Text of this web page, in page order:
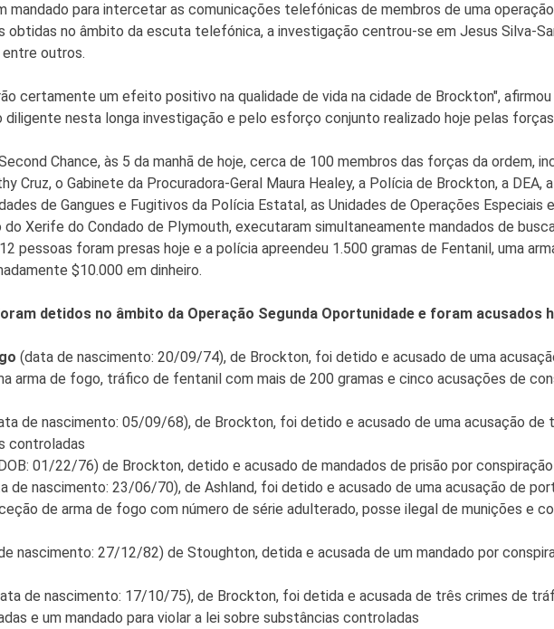
mandado para intercetar as comunicações telefónicas de membros de uma
obtidas no âmbito da escuta telefónica, a investigação centrou-se em Jesus Silva-
outros.
certamente um efeito positivo na qualidade de vida na cidade de Brockton",
diligente nesta longa investigação e pelo esforço conjunto realizado hoje pelas
Chance, às 5 da manhã de hoje, cerca de 100 membros das forças da ordem,
Cruz, o Gabinete da Procuradora-Geral Maura Healey, a Polícia de Brockton, a DEA,
de Gangues e Fugitivos da Polícia Estatal, as Unidades de Operações Especiais
Xerife do Condado de Plymouth, executaram simultaneamente mandados de
pessoas foram presas hoje e a polícia apreendeu 1.500 gramas de Fentanil, uma
$10.000 em dinheiro.
detidos no âmbito da Operação Segunda Oportunidade e foram acusados
(data de nascimento: 20/09/74), de Brockton, foi detido e acusado de uma
arma de fogo, tráfico de fentanil com mais de 200 gramas e cinco acusações de
de nascimento: 05/09/68), de Brockton, foi detido e acusado de uma acusação
controladas
01/22/76) de Brockton, detido e acusado de mandados de prisão por
de nascimento: 23/06/70), de Ashland, foi detido e acusado de uma acusação de
de arma de fogo com número de série adulterado, posse ilegal de munições e
nascimento: 27/12/82) de Stoughton, detida e acusada de um mandado por
de nascimento: 17/10/75), de Brockton, foi detida e acusada de três crimes de
e um mandado para violar a lei sobre substâncias controladas